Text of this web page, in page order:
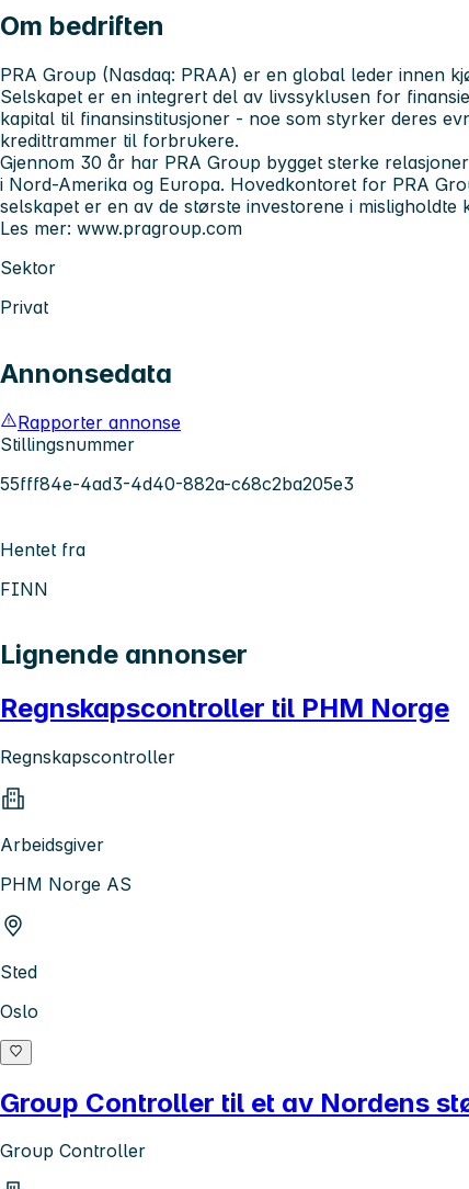
Om bedriften
PRA Group (Nasdaq: PRAA) er en global leder innen
Selskapet er en integrert del av livssyklusen for
kapital til finansinstitusjoner - noe som styrker deres
kredittrammer til forbrukere.
Gjennom 30 år har PRA Group bygget sterke
i Nord-Amerika og Europa. Hovedkontoret for PRA
selskapet er en av de største investorene i misligholdte
Les mer: www.pragroup.com
Sektor
Privat
Annonsedata
Rapporter annonse
Stillingsnummer
55fff84e-4ad3-4d40-882a-c68c2ba205e3
Hentet fra
FINN
Lignende annonser
Regnskapscontroller til PHM Norge
Regnskapscontroller
Arbeidsgiver
PHM Norge AS
Sted
Oslo
Group Controller til et av Nordens
Group Controller